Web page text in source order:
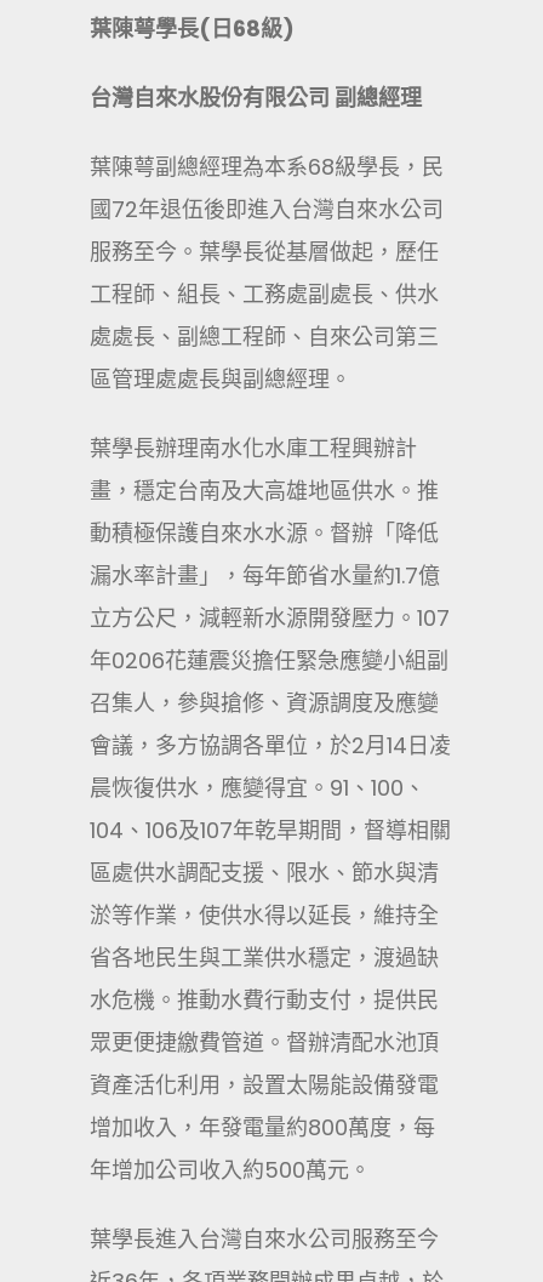
葉陳萼學長(日68級)
台灣自來水股份有限公司 副總經理
葉陳萼副總經理為本系68級學長，民
國72年退伍後即進入台灣自來水公司
服務至今。葉學長從基層做起，歷任
工程師、組長、工務處副處長、供水
處處長、副總工程師、自來公司第三
區管理處處長與副總經理。
葉學長辦理南水化水庫工程興辦計
畫，穩定台南及大高雄地區供水。推
動積極保護自來水水源。督辦「降低
漏水率計畫」，每年節省水量約1.7億
立方公尺，減輕新水源開發壓力。107
年0206花蓮震災擔任緊急應變小組副
召集人，參與搶修、資源調度及應變
會議，多方協調各單位，於2月14日凌
晨恢復供水，應變得宜。91、100、
104、106及107年乾旱期間，督導相關
區處供水調配支援、限水、節水與清
淤等作業，使供水得以延長，維持全
省各地民生與工業供水穩定，渡過缺
水危機。推動水費行動支付，提供民
眾更便捷繳費管道。督辦清配水池頂
資產活化利用，設置太陽能設備發電
增加收入，年發電量約800萬度，每
年增加公司收入約500萬元。
葉學長進入台灣自來水公司服務至今